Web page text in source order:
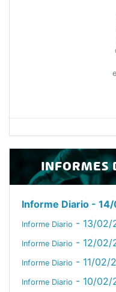
INFORMES
Informe Diario -
Informe Diario - 13/02/
Informe Diario - 12/02/
Informe Diario - 11/02/
Informe Diario - 10/02/